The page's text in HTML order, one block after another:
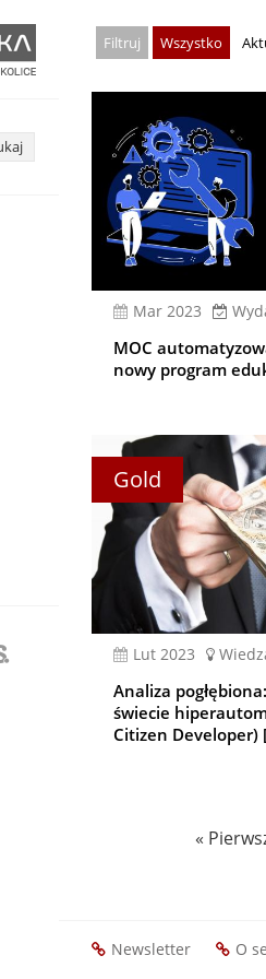
Wszystko
mar 2023
MOC
nowy program
Gold
lut 2023
Analiza
świecie
Citizen Developer)
Pierwsza
«
Newsletter O